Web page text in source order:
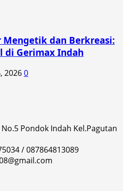
Mengetik dan Berkreasi:
di Gerimax Indah
20260
Pondok Indah Kel.Pagutan
/ 087864813089